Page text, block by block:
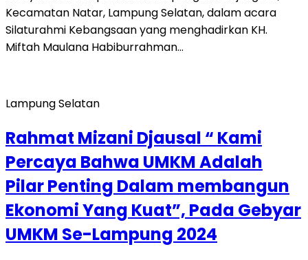
Kecamatan Natar, Lampung Selatan, dalam acara
Silaturahmi Kebangsaan yang menghadirkan KH.
Miftah Maulana Habiburrahman…
Lampung Selatan
Rahmat Mizani Djausal “ Kami
Percaya Bahwa UMKM Adalah
Pilar Penting Dalam membangun
Ekonomi Yang Kuat”, Pada Gebyar
UMKM Se-Lampung 2024